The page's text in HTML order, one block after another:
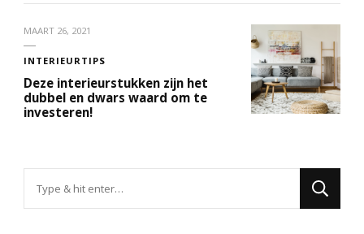
MAART 26, 2021
INTERIEURTIPS
Deze interieurstukken zijn het
dubbel en dwars waard om te
investeren!